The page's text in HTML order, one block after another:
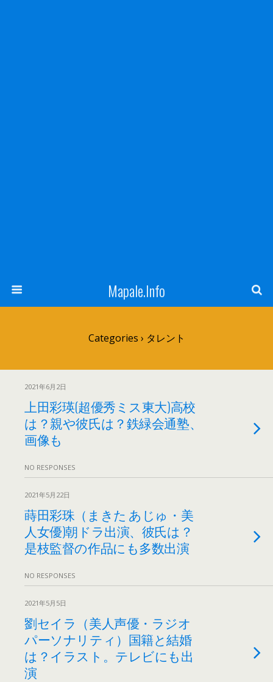
Mapale.Info
Categories › タレント
2021年6月2日
上田彩瑛(超優秀ミス東大)高校
は？親や彼氏は？鉄緑会通塾、
画像も
NO RESPONSES
2021年5月22日
蒔田彩珠（まきた あじゅ・美
人女優)朝ドラ出演、彼氏は？
是枝監督の作品にも多数出演
NO RESPONSES
2021年5月5日
劉セイラ（美人声優・ラジオ
パーソナリティ）国籍と結婚
は？イラスト。テレビにも出
演